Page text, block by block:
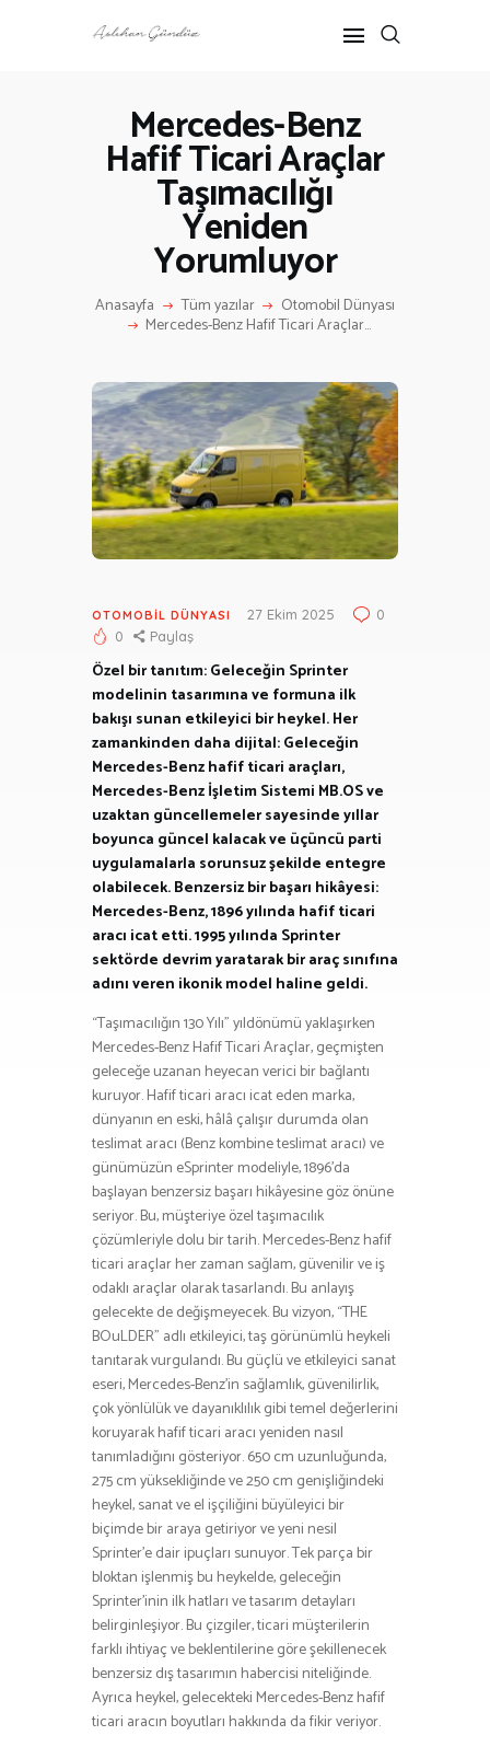
Mercedes-Benz
Hafif Ticari Araçlar
Taşımacılığı
Yeniden
Yorumluyor
Anasayfa Tüm yazılar Otomobil Dünyası
Mercedes-Benz Hafif Ticari Araçlar...
ANASAYFA
RÖPORTAJ
ANNE-ÇOCUK
KÜLTÜR SANAT
HAKKIMDA
İLETIŞIM
OTOMOBIL DÜNYASI 27 Ekim 2025
0
0
Paylaş
Özel bir tanıtım: Geleceğin Sprinter
modelinin tasarımına ve formuna ilk
bakışı sunan etkileyici bir heykel. Her
zamankinden daha dijital: Geleceğin
Mercedes-Benz hafif ticari araçları,
Mercedes-Benz İşletim Sistemi MB.OS ve
uzaktan güncellemeler sayesinde yıllar
boyunca güncel kalacak ve üçüncü parti
uygulamalarla sorunsuz şekilde entegre
olabilecek. Benzersiz bir başarı hikâyesi:
Mercedes-Benz, 1896 yılında hafif ticari
aracı icat etti. 1995 yılında Sprinter
sektörde devrim yaratarak bir araç sınıfına
adını veren ikonik model haline geldi.
“Taşımacılığın 130 Yılı” yıldönümü yaklaşırken
Mercedes-Benz Hafif Ticari Araçlar, geçmişten
geleceğe uzanan heyecan verici bir bağlantı
kuruyor. Hafif ticari aracı icat eden marka,
dünyanın en eski, hâlâ çalışır durumda olan
teslimat aracı (Benz kombine teslimat aracı) ve
günümüzün eSprinter modeliyle, 1896’da
başlayan benzersiz başarı hikâyesine göz önüne
seriyor. Bu, müşteriye özel taşımacılık
çözümleriyle dolu bir tarih. Mercedes-Benz hafif
ticari araçlar her zaman sağlam, güvenilir ve iş
odaklı araçlar olarak tasarlandı. Bu anlayış
gelecekte de değişmeyecek. Bu vizyon, “THE
BOuLDER” adlı etkileyici, taş görünümlü heykeli
tanıtarak vurgulandı. Bu güçlü ve etkileyici sanat
eseri, Mercedes-Benz’in sağlamlık, güvenilirlik,
çok yönlülük ve dayanıklılık gibi temel değerlerini
koruyarak hafif ticari aracı yeniden nasıl
tanımladığını gösteriyor. 650 cm uzunluğunda,
275 cm yüksekliğinde ve 250 cm genişliğindeki
heykel, sanat ve el işçiliğini büyüleyici bir
biçimde bir araya getiriyor ve yeni nesil
Sprinter’e dair ipuçları sunuyor. Tek parça bir
bloktan işlenmiş bu heykelde, geleceğin
Sprinter’inin ilk hatları ve tasarım detayları
belirginleşiyor. Bu çizgiler, ticari müşterilerin
farklı ihtiyaç ve beklentilerine göre şekillenecek
benzersiz dış tasarımın habercisi niteliğinde.
Ayrıca heykel, gelecekteki Mercedes-Benz hafif
ticari aracın boyutları hakkında da fikir veriyor.